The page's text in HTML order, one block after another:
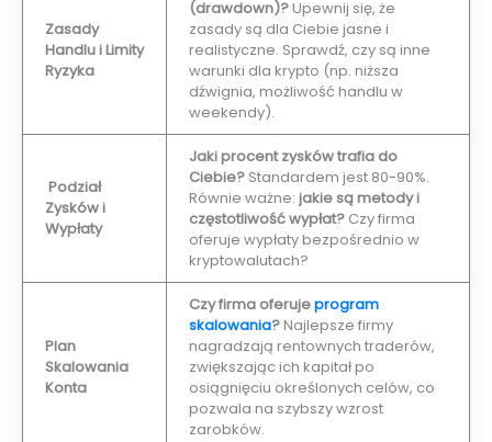
Zasady
Handlu i Limity
Ryzyka
(drawdown)?Upewnij się, że
zasady są dla Ciebie jasne i
realistyczne. Sprawdź, czy są inne
warunki dla krypto (np. niższa
dźwignia, możliwość handlu w
weekendy).
Podział
Zysków i
Wypłaty
Jaki procent zysków trafia do
Ciebie? Standardem jest 80-90%.
Równie ważne: jakie są metody i
częstotliwość wypłat? Czy firma
oferuje wypłaty bezpośrednio w
kryptowalutach?
Plan
Skalowania
Konta
Czy firma oferujeprogram
skalowania?Najlepsze firmy
nagradzają rentownych traderów,
zwiększając ich kapitał po
osiągnięciu określonych celów, co
pozwala na szybszy wzrost
zarobków.